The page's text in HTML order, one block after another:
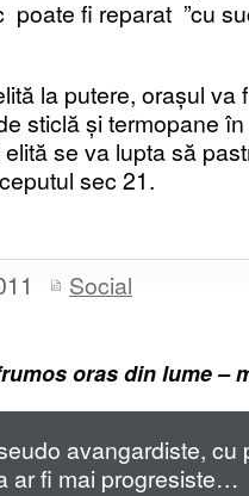
poate fi reparat ”cu
la putere, orașul va
sticlă și termopane
se va lupta să
sec 21.
Social
oras din lume –
avangardiste,
ar fi mai progresiste…